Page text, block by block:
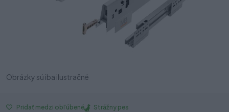
Obrázky sú iba ilustračné
Pridať medzi obľúbené Strážny pes